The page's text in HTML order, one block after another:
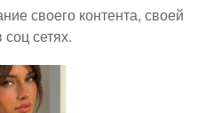
своего контента, своей
сетях.